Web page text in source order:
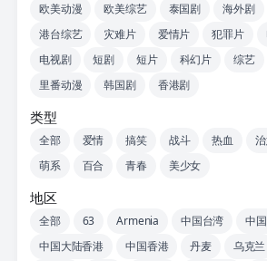
欧美动漫
欧美综艺 泰国剧 海外剧
港台综艺
灾难片 爱情片 犯罪片
电视剧
短剧 短片 科幻片 综艺
里番动漫
韩国剧 香港剧
类型
全部 爱情 搞笑 战斗 热血
萌系
百合 青春 美少女
地区
全部 63 Armenia 中国台湾
中
中国大陆香港
中国香港 丹麦 乌克兰